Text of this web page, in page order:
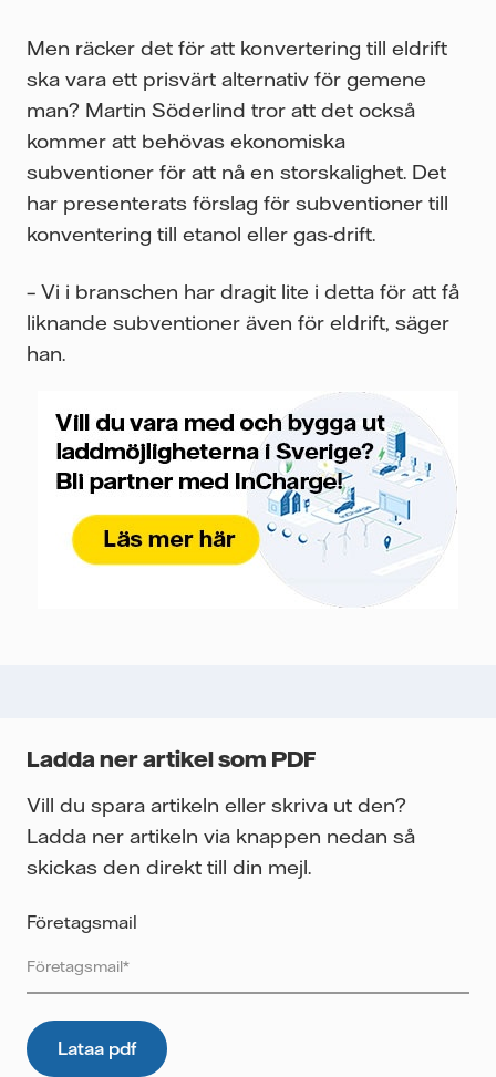
Men räcker det för att konvertering till eldrift
ska vara ett prisvärt alternativ för gemene
man? Martin Söderlind tror att det också
kommer att behövas ekonomiska
subventioner för att nå en storskalighet. Det
har presenterats förslag för subventioner till
konventering till etanol eller gas-drift.
– Vi i branschen har dragit lite i detta för att få
liknande subventioner även för eldrift, säger
han.
Ladda ner artikel som PDF
Vill du spara artikeln eller skriva ut den?
Ladda ner artikeln via knappen nedan så
skickas den direkt till din mejl.
Företagsmail
Vattenfall skyddar och respekterar din integritet. För att
Vattenfalls storföretagsförsäljning ska kunna skicka det